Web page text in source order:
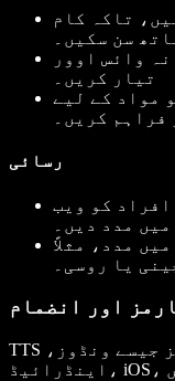
تاکہ کام
سن سکیں۔
وائس اوور
تیار کریں۔
مواد کے لیے
کریں۔
رسائی
کو ویب
مدد دیں۔
مدد، مثلاً
یا روسی۔
اور انضمام
TTS ٹیکنالوجی مختلف پلیٹ فارمز جیسے ونڈوز،
اینڈرائیڈ، iOS، اور براؤزرز جیسے کروم و ایج میں